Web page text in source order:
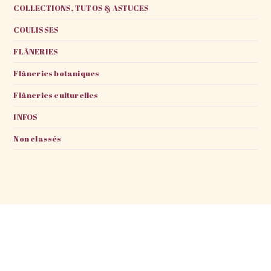
COLLECTIONS, TUTOS & ASTUCES
COULISSES
FLÂNERIES
Flâneries botaniques
Flâneries culturelles
INFOS
Non classés